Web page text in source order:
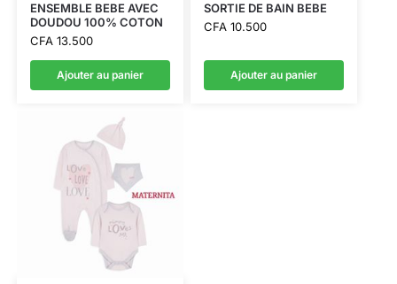
ENSEMBLE BEBE AVEC
DOUDOU 100% COTON
CFA13.500
Ajouter au panier
SORTIE DE BAIN BEBE
CFA10.500
Ajouter au panier